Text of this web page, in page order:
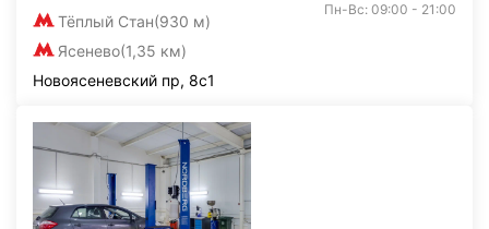
Тёплый Стан(930 м)
Ясенево(1,35 км)
Пн-Вс: 09:00 - 21:00
Новоясеневский пр, 8с1